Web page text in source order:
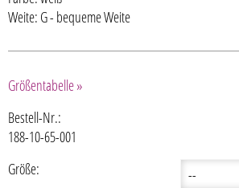
Weite: G - bequeme Weite
Größentabelle »
Bestell-Nr.:
188-10-65-001
Größe: